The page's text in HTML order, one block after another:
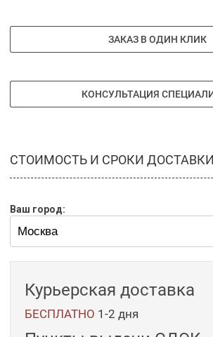
ЗАКАЗ В ОДИН КЛИК
КОНСУЛЬТАЦИЯ
СТОИМОСТЬ И СРОКИ ДОСТАВКИ
Ваш город:
Курьерская доставка
БЕСПЛАТНО 1-2 дня